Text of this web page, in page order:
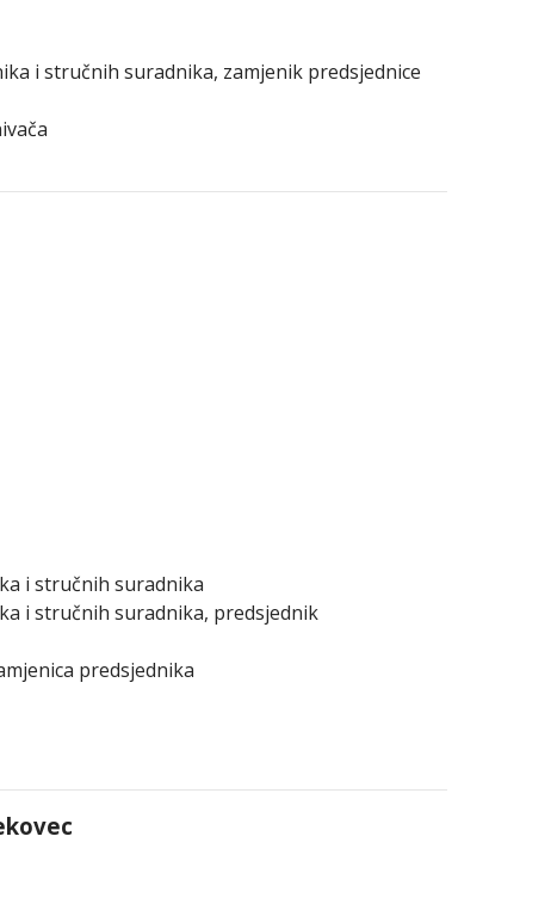
i stručnih suradnika, zamjenik predsjednice
i stručnih suradnika
i stručnih suradnika, predsjednik
predsjednika